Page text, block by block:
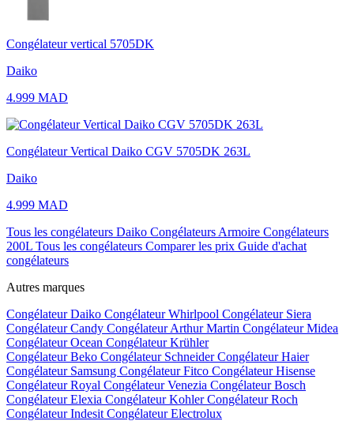
Congélateur vertical 5705DK
Daiko
4.999 MAD
Congélateur Vertical Daiko CGV 5705DK 263L
Daiko
4.999 MAD
Tous les congélateurs Daiko Congélateurs Armoire Congélateurs
200L Tous les congélateurs Comparer les prix Guide d'achat
congélateurs
Autres marques
Congélateur Daiko Congélateur Whirlpool Congélateur Siera
Congélateur Candy Congélateur Arthur Martin Congélateur Midea
Congélateur Ocean Congélateur Krühler
Congélateur Beko Congélateur SchneiderCongélateur Haier
Congélateur Samsung Congélateur Fitco Congélateur Hisense
Congélateur Royal Congélateur Venezia Congélateur Bosch
Congélateur Elexia Congélateur KohlerCongélateur Roch
Congélateur Indesit Congélateur Electrolux